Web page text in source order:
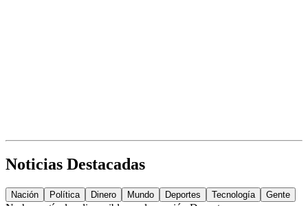
Noticias Destacadas
Nación Política Dinero Mundo Deportes Tecnología Gente